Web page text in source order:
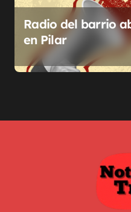
Radio del barrio
en Pilar